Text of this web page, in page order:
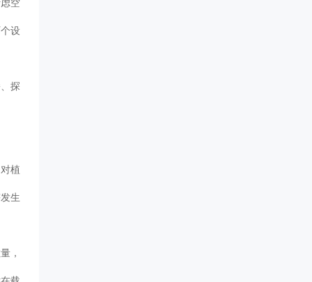
空
设
探
植
生
，